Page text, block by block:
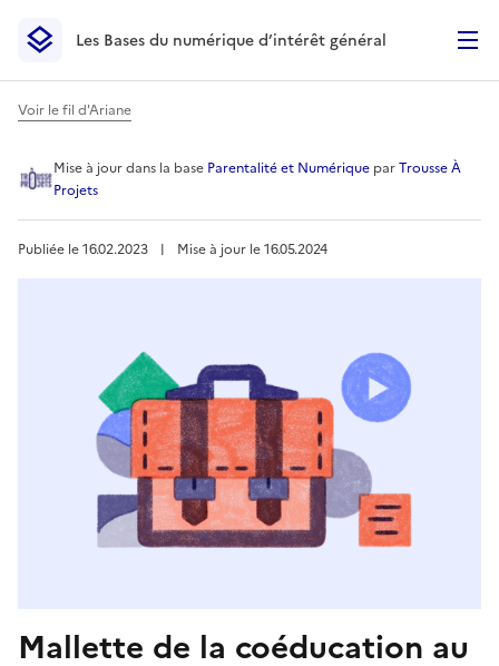
Les Bases du numérique d’intérêt général- Retour à la
Les Bases du numérique d’intérêt général
Voir le fil d'Ariane
Mallette de la coéducation
Mise à jourdans la base Parentalité et Numérique parTrousse À
Projets
Publiée le16.02.2023 ︱ Mise à jour le16.05.2024
Mallette de la coéducation au